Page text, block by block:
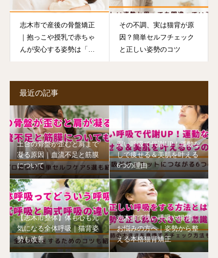
志木市で産後の骨盤矯正
｜抱っこや授乳で赤ちゃ
んが安心する姿勢は「卵
その不調、実は猫背が原
因？簡単セルフチェック
と正しい姿勢のコツ
最近の記事
土台の骨盤が歪むと肩まで
凝る原因｜血流不足と筋膜
について
深い呼吸で代謝UP！運動な
しで痩せる＆美肌を叶える
6つの理由
【志木市整体】体も心も元
気になる全体呼吸｜猫背姿
勢も改善
志木市で浅い呼吸や猫背に
お悩みの方へ｜姿勢から整
える本格猫背矯正